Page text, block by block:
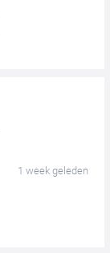
1 week geleden